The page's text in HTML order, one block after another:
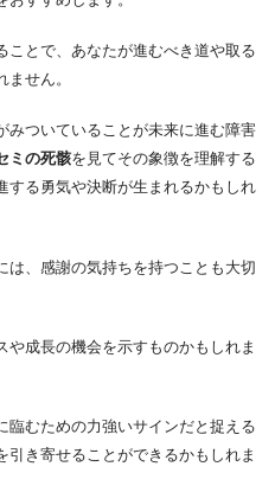
ことで、あなたが進むべき道や取る
せん。
みついていることが未来に進む障害
ミの死骸を見てその象徴を理解する
する勇気や決断が生まれるかもしれ
は、感謝の気持ちを持つことも大切
成長の機会を示すものかもしれま
臨むための力強いサインだと捉える
引き寄せることができるかもしれま